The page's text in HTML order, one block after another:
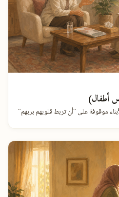
أطفال)
موقوفة على "أن تربط قلوبهم بربهم"